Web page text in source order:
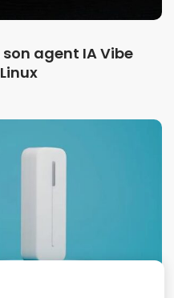
agent IA Vibe